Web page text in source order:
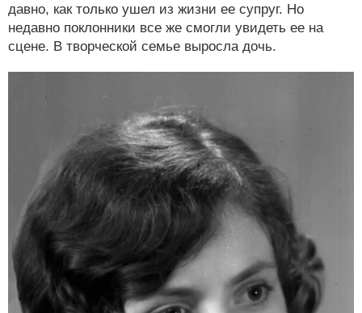
давно, как только ушел из жизни ее супруг. Но
недавно поклонники все же смогли увидеть ее на
сцене. В творческой семье выросла дочь.